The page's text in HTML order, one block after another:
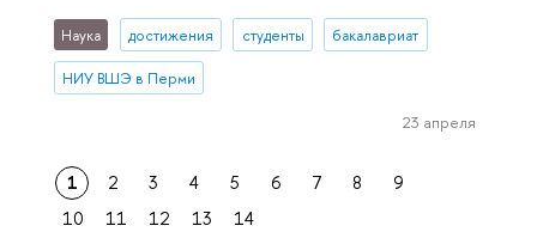
Наука достижения студенты бакалавриат
НИУ ВШЭ в Перми
23 апреля
1 2 3 4 5 6 7 8
9
10
11 12 13 14